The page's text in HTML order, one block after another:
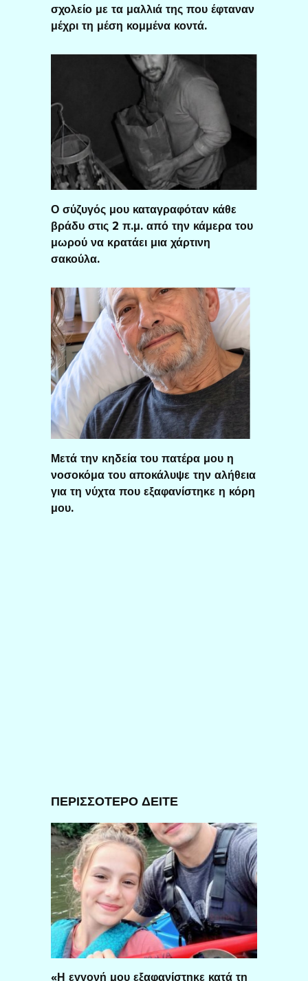
σχολείο με τα μαλλιά της που έφταναν
μέχρι τη μέση κομμένα κοντά.
Ο σύζυγός μου καταγραφόταν κάθε
βράδυ στις 2 π.μ. από την κάμερα του
μωρού να κρατάει μια χάρτινη
σακούλα.
Μετά την κηδεία του πατέρα μου η
νοσοκόμα του αποκάλυψε την αλήθεια
για τη νύχτα που εξαφανίστηκε η κόρη
μου.
ΠΕΡΙΣΣΟΤΕΡΟ ΔΕΙΤΕ
«Η εγγονή μου εξαφανίστηκε κατά τη